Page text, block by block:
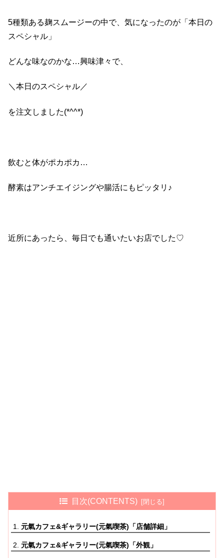
5種類ある麹スムージーの中で、気になったのが「本日の
スペシャル」
どんな味なのかな…興味津々で、
＼本日のスペシャル／
を注文しました(*^^*)
飲むと体がポカポカ…
酵素はアンチエイジングや腸活にもピッタリ♪
近所にあったら、毎日でも通いたいお店でした♡
目次(CONTENTS)
元氣カフェ&ギャラリー(元氣喫茶)「店舗詳細」
元氣カフェ&ギャラリー(元氣喫茶)「外観」